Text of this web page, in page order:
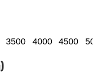
3500 4000 4500